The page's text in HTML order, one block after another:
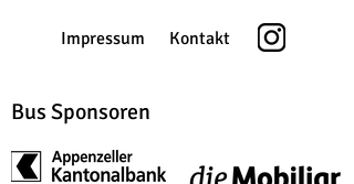
Impressum Kontakt
Bus Sponsoren